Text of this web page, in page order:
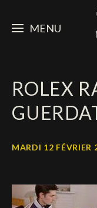
MENU
Portrait
Palmarès
Ambassadeur
ACTUALITÉ
News
Dossiers
Prochains concours
Galeries photos
CHEVAUX
Mes chevaux de
Etalon reproducteur
SPONSORS
Sponsors officiels
Autographes
SHOP
ROLEX
MARDI 12 FÉVRIER